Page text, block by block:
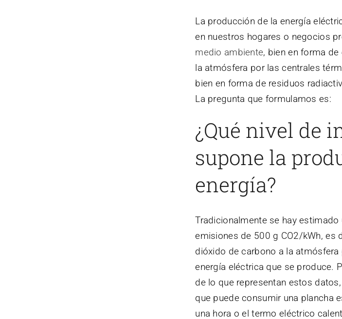
La producción de la energía
en nuestros hogares o negocios
medio ambiente, bien en forma
la atmósfera por las centrales
bien en forma de residuos
La pregunta que formulamos es:
¿Qué nivel de
supone la
energía?
Tradicionalmente se hay
emisiones de 500 g CO2/kWh, es
dióxido de carbono a la
energía eléctrica que se produce.
de lo que representan estos
que puede consumir una plancha
una hora o el termo eléctrico